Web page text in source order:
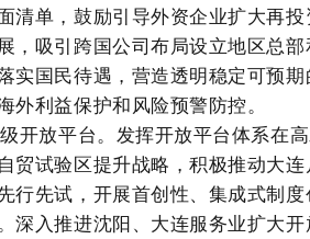
清单，鼓励引导外资企业扩大再
，吸引跨国公司布局设立地区总
实国民待遇，营造透明稳定可预
外利益保护和风险预警防控。
级开放平台。发挥开放平台体系在
贸试验区提升战略，积极推动大
行先试，开展首创性、集成式制
深入推进沈阳、大连服务业扩大